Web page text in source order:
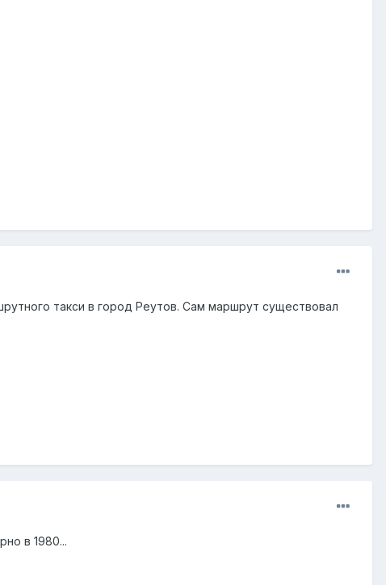
такси в город Реутов. Сам маршрут существовал
в 1980...